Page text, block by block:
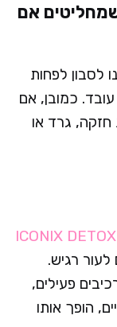
אם
לסבון לפחות
עובד. כמובן, אם
חזקה, גרד או
ICONIX
רגיש.
של טכנולוגיה פרה-ביוטית, 11 רכיבים פעילים,
הופך אותו